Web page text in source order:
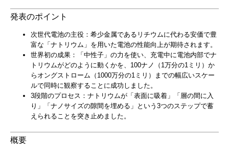
発表のポイント
次世代電池の主役：希少金属であるリチウムに代わる安価で豊
富な「ナトリウム」を用いた電池の性能向上が期待されます。
世界初の成果：「中性子」の力を使い、充電中に電池内部でナ
トリウムがどのように動くかを、100ナノ（1万分の1ミリ）か
らオングストローム（1000万分の1ミリ）までの幅広いスケー
ルで同時に観察することに成功しました。
3段階のプロセス：ナトリウムが「表面に吸着」「層の間に入
り」「ナノサイズの隙間を埋める」という3つのステップで蓄
えられることを突き止めました。
概要